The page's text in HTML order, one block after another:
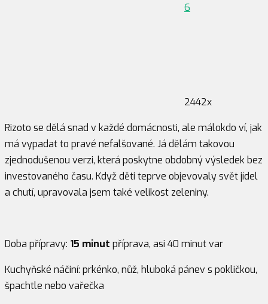
6
2442x
Rizoto se dělá snad v každé domácnosti, ale málokdo ví, jak
má vypadat to pravé nefalšované. Já dělám takovou
zjednodušenou verzi, která poskytne obdobný výsledek bez
investovaného času. Když děti teprve objevovaly svět jídel
a chutí, upravovala jsem také velikost zeleniny.
Doba přípravy: 15 minut příprava, asi 40 minut var
Kuchyňské náčiní: prkénko, nůž, hluboká pánev s pokličkou,
špachtle nebo vařečka